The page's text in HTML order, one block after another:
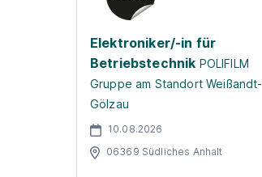
Elektroniker/-in für
Betriebstechnik POLIFILM
Gruppe am Standort Weißandt-
Gölzau
10.08.2026
06369 Südliches Anhalt